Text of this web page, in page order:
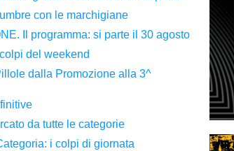
con le marchigiane
Il programma: si parte il 30 agosto
del weekend
dalla Promozione alla 3^
da tutte le categorie
i colpi di giornata